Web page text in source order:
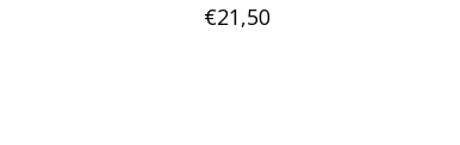
€21,50